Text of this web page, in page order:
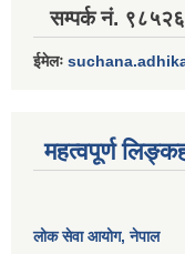
सम्पर्क नं.
ईमेलः
महत्वपूर्ण
लोक सेवा आयोग, नेपाल